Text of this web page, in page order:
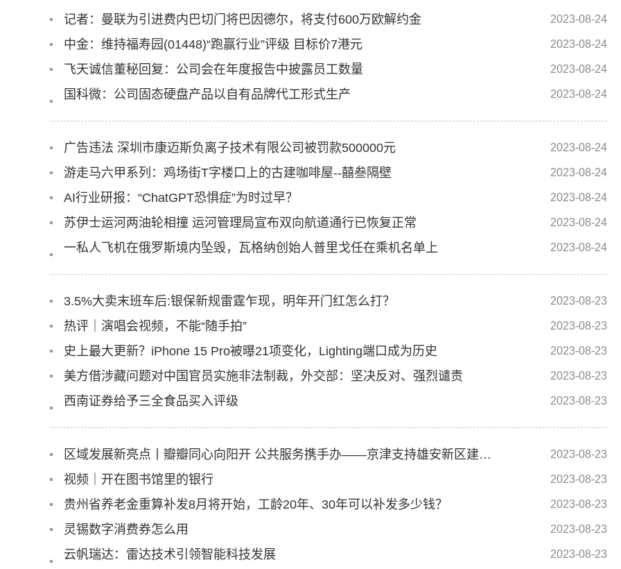
记者：曼联为引进费内巴切门将巴因德尔，将支付600万欧解约金 2023-08-24
中金：维持福寿园(01448)“跑赢行业”评级 目标价7港元 2023-08-24
飞天诚信董秘回复：公司会在年度报告中披露员工数量 2023-08-24
国科微：公司固态硬盘产品以自有品牌代工形式生产 2023-08-24
广告违法 深圳市康迈斯负离子技术有限公司被罚款500000元 2023-08-24
游走马六甲系列：鸡场街T字楼口上的古建咖啡屋--囍叁隔壁 2023-08-24
AI行业研报：“ChatGPT恐惧症”为时过早？ 2023-08-24
苏伊士运河两油轮相撞 运河管理局宣布双向航道通行已恢复正常 2023-08-24
一私人飞机在俄罗斯境内坠毁，瓦格纳创始人普里戈任在乘机名单上 2023-08-24
3.5%大卖末班车后:银保新规雷霆乍现，明年开门红怎么打？ 2023-08-23
热评｜演唱会视频，不能“随手拍” 2023-08-23
史上最大更新？iPhone 15 Pro被曝21项变化，Lighting端口成为历史 2023-08-23
美方借涉藏问题对中国官员实施非法制裁，外交部：坚决反对、强烈谴责 2023-08-23
西南证券给予三全食品买入评级 2023-08-23
区域发展新亮点丨瓣瓣同心向阳开 公共服务携手办——京津支持雄安新区建设观察 2023-08-23
视频｜开在图书馆里的银行 2023-08-23
贵州省养老金重算补发8月将开始，工龄20年、30年可以补发多少钱？ 2023-08-23
灵锡数字消费券怎么用 2023-08-23
云帆瑞达：雷达技术引领智能科技发展 2023-08-23